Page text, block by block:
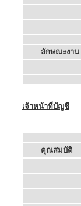
ลักษณะงาน
เจ้าหน้าที่บัญชี
คุณสมบัติ